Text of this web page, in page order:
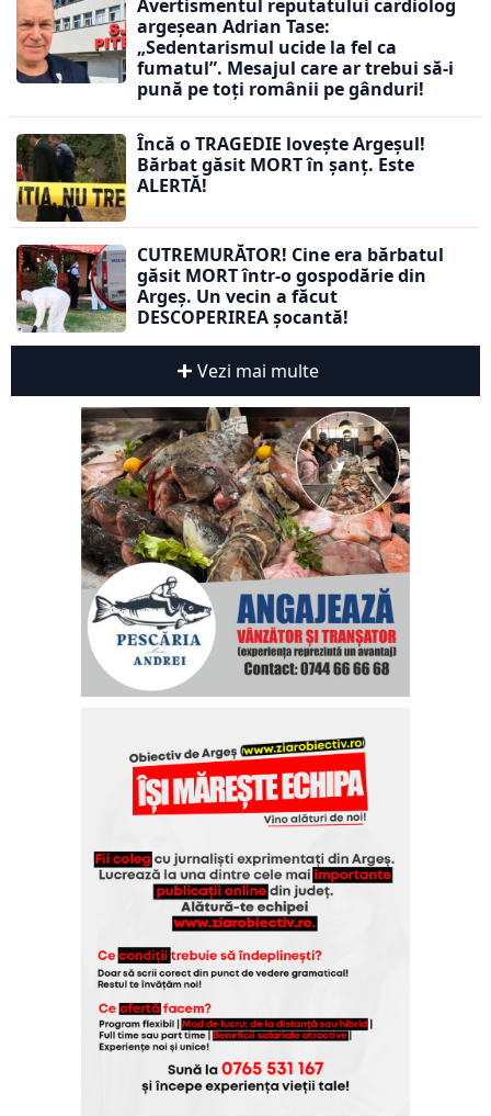
Avertismentul reputatului cardiolog
argeșean Adrian Tase:
„Sedentarismul ucide la fel ca
fumatul”. Mesajul care ar trebui să-i
pună pe toți românii pe gânduri!
Încă o TRAGEDIE lovește Argeșul!
Bărbat găsit MORT în șanț. Este
ALERTĂ!
CUTREMURĂTOR! Cine era bărbatul
găsit MORT într-o gospodărie din
Argeș. Un vecin a făcut
DESCOPERIREA șocantă!
Vezi mai multe